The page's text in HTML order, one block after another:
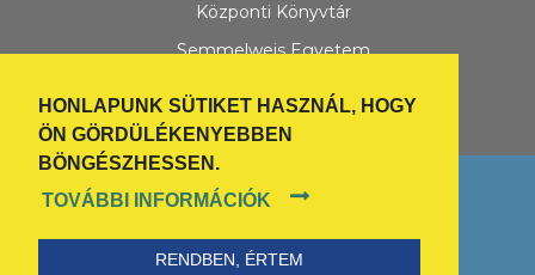
HONLAPUNK SÜTIKET HASZNÁL, HOGY
ÖN GÖRDÜLÉKENYEBBEN
BÖNGÉSZHESSEN.
TOVÁBBI INFORMÁCIÓK
RENDBEN, ÉRTEM
Központi Könyvtár
Semmelweis Egyetem
Semmelweis Hírek
Semmelweis Scholar összes honlap
2026 Semmelweis Egyetem - Minden jog
fenntartva